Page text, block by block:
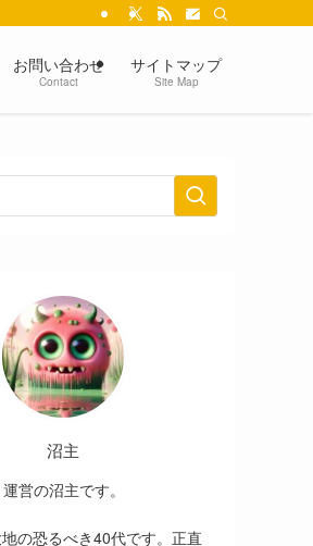
お問い合わせ
Contact
サイトマップ
Site Map
沼主
営の沼主です。
の恐るべき40代です。正直